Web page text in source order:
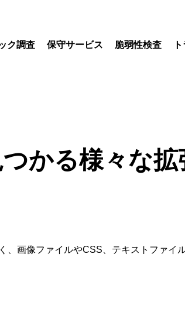
ク調査 保守サービス 脆弱性検査
かる様々な
画像ファイルやCSS、テキストファイ